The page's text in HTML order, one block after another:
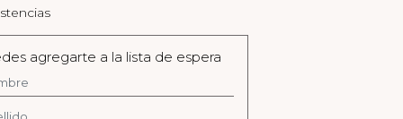
agregarte a la lista de espera